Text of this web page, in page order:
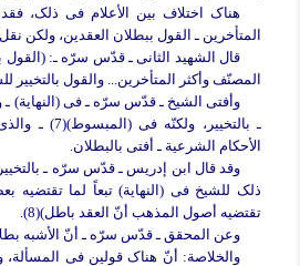
هناک اختلاف بین الأعلام فی ذلک،
المتأخرین ـ القول ببطلان العقدین، ولکن
قال الشهید الثانی ـ قدّس سرّه ـ: (القول
المصنّف وأکثر المتأخرین... والقول بالتخییر
وأفتى الشیخ ـ قدّس سرّه ـ فی (النهایة)
ـ بالتخییر،
الأحکام الشرعیة ـ أفتى بالبطلان.
وقد قال ابن إدریس ـ قدّس سرّه ـ
ذلک للشیخ فی (النهایة) تبعاً لما تقتضیه
تقتضیه أصول المذهب أنّ العقد باطل)(8).
وعن المحقق ـ قدّس سرّه ـ أنّ الأشبه
والخلاصة: أنّ هناک قولین فی المسألة،